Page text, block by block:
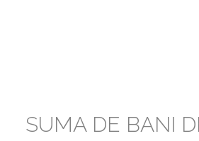
SUMA DE BANI